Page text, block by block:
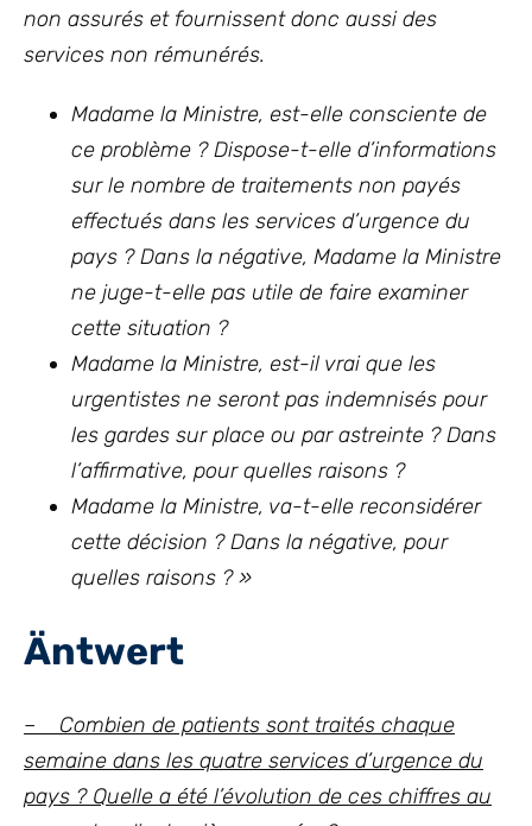
non assurés et fournissent donc aussi des
services non rémunérés.
Madame la Ministre, est-elle consciente de
ce problème ? Dispose-t-elle d’informations
sur le nombre de traitements non payés
effectués dans les services d’urgence du
pays ? Dans la négative, Madame la Ministre
ne juge-t-elle pas utile de faire examiner
cette situation ?
Madame la Ministre, est-il vrai que les
urgentistes ne seront pas indemnisés pour
les gardes sur place ou par astreinte ? Dans
l’affirmative, pour quelles raisons ?
Madame la Ministre, va-t-elle reconsidérer
cette décision ? Dans la négative, pour
quelles raisons ? »
Äntwert
– Combien de patients sont traités chaque
semaine dans les quatre services d’urgence du
pays ? Quelle a été l’évolution de ces chiffres au